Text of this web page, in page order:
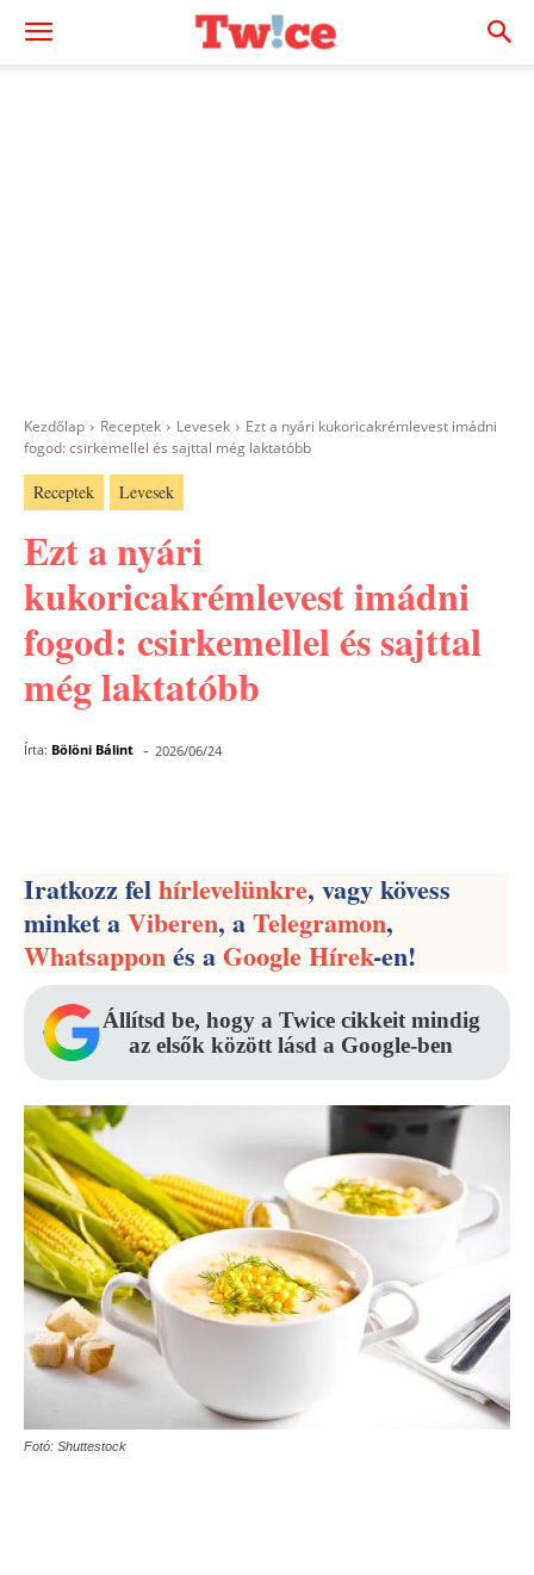
Kezdőlap Receptek Levesek
Ezt a nyári kukoricakrémlevest imádni
fogod: csirkemellel és sajttal még laktatóbb
Receptek Levesek
Ezt a nyári
kukoricakrémlevest imádni
fogod: csirkemellel és sajttal
még laktatóbb
Írta: Bölöni Bálint - 2026/06/24
Iratkozz felhírlevelünkre, vagy kövess
minket aViberen, aTelegramon,
Whatsapponés aGoogle Hírek-en!
Állítsd be, hogy a Twice cikkeit mindig
az elsők között lásd a Google-ben
Fotó: Shuttestock